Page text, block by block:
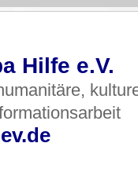
Hilfe e.V.